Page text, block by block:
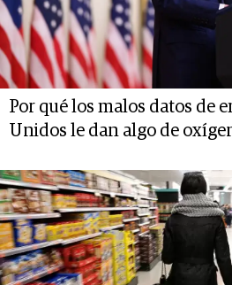
Por qué los malos datos de
Unidos le dan algo de